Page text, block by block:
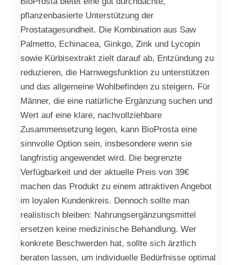
pflanzenbasierte Unterstützung der
Prostatagesundheit. Die Kombination aus Saw
Palmetto, Echinacea, Ginkgo, Zink und Lycopin
sowie Kürbisextrakt zielt darauf ab, Entzündung zu
reduzieren, die Harnwegsfunktion zu unterstützen
und das allgemeine Wohlbefinden zu steigern. Für
Männer, die eine natürliche Ergänzung suchen und
Wert auf eine klare, nachvollziehbare
Zusammensetzung legen, kann BioProsta eine
sinnvolle Option sein, insbesondere wenn sie
langfristig angewendet wird. Die begrenzte
Verfügbarkeit und der aktuelle Preis von 39€
machen das Produkt zu einem attraktiven Angebot
im loyalen Kundenkreis. Dennoch sollte man
realistisch bleiben: Nahrungsergänzungsmittel
ersetzen keine medizinische Behandlung. Wer
konkrete Beschwerden hat, sollte sich ärztlich
beraten lassen, um individuelle Bedürfnisse optimal